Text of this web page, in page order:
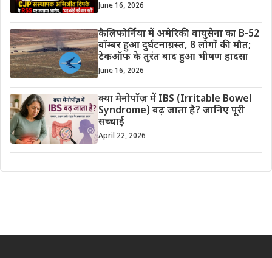
June 16, 2026
कैलिफोर्निया में अमेरिकी वायुसेना का B-52
बॉम्बर हुआ दुर्घटनाग्रस्त, 8 लोगों की मौत;
टेकऑफ के तुरंत बाद हुआ भीषण हादसा
June 16, 2026
क्या मेनोपॉज़ में IBS (Irritable Bowel
Syndrome) बढ़ जाता है? जानिए पूरी
सच्चाई
April 22, 2026